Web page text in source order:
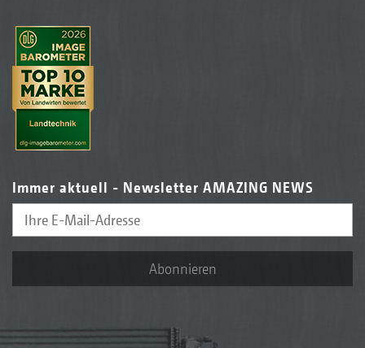
Immer aktuell - Newsletter AMAZING NEWS
Abonnieren